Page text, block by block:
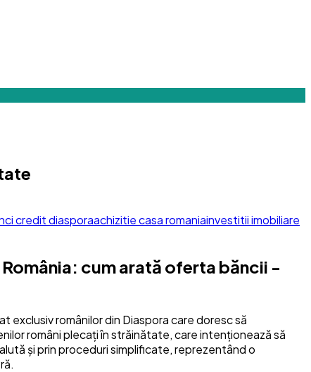
credit diasporaachizitie casa romaniainvestitii imobiliare
cum arată oferta băncii -
românilor din Diaspora care doresc să
români plecați în străinătate, care intenționează să
și prin proceduri simplificate, reprezentând o